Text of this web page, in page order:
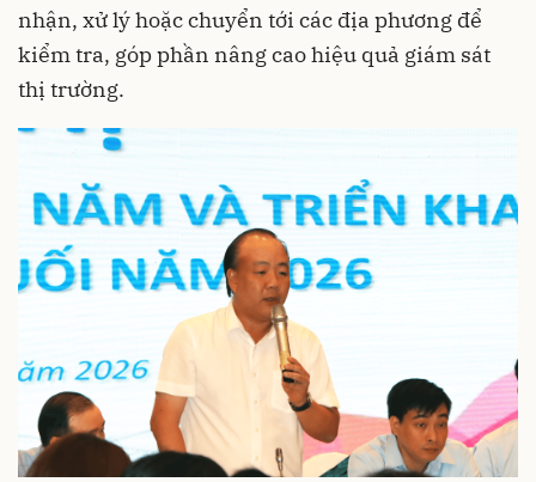
nhận, xử lý hoặc chuyển tới các địa phương để
kiểm tra, góp phần nâng cao hiệu quả giám sát
thị trường.